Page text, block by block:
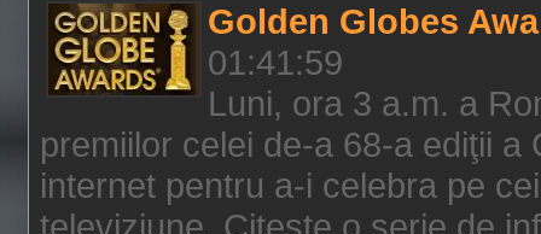
Golden Globes
01:41:59
Luni, ora 3 a.m. a
premiilor celei de-a 68-a ediţii
internet pentru a-i celebra pe